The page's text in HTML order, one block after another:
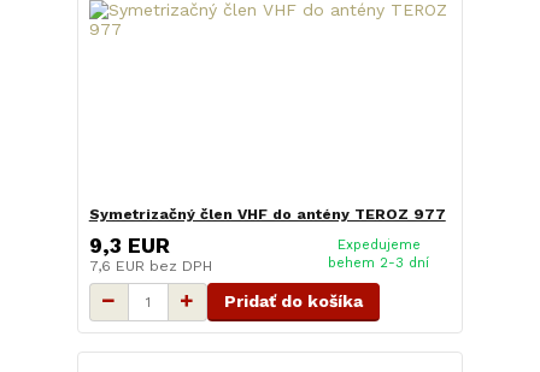
Symetrizačný člen VHF do antény TEROZ 977
9,3 EUR
7,6 EUR bez DPH
Expedujeme
behem 2-3 dní
Pridať do košíka